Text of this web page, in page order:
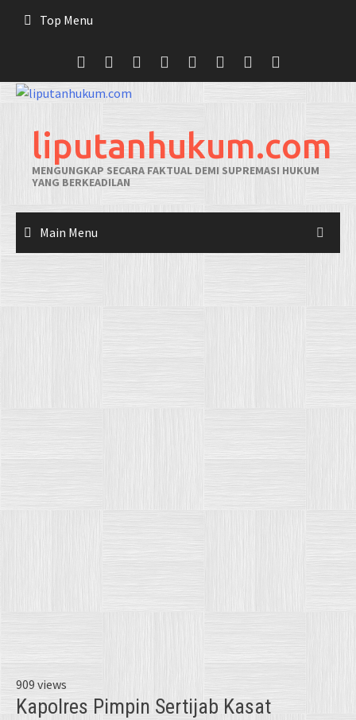
Top Menu
liputanhukum.com
MENGUNGKAP SECARA FAKTUAL DEMI SUPREMASI HUKUM
YANG BERKEADILAN
Main Menu
909 views
Kapolres Pimpin Sertijab Kasat